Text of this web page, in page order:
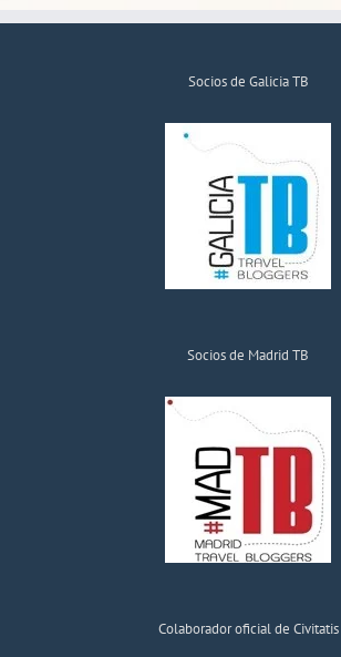
Socios de Galicia TB
Socios de Madrid TB
Colaborador oficial de Civitatis